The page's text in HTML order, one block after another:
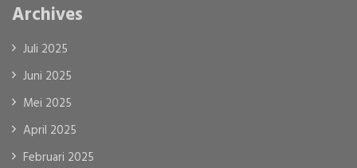
Archives
Juli 2025
Juni 2025
Mei 2025
April 2025
Februari 2025